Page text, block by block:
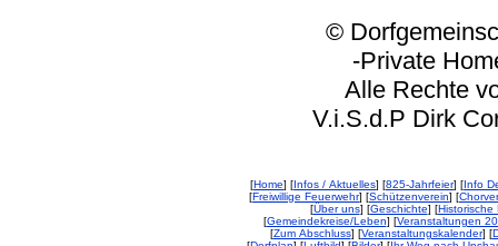
© Dorfgemeinschaft
-Private
Alle Rechte
V.i.S.d.P Dirk
[Home] [Infos / Aktuelles] [825-Jahrfeier] [Info
[Freiwillige Feuerwehr] [Schützenverein] [
[Über uns] [Geschichte] [Historische
[Gemeindekreise/Leben] [Veranstaltungen
[Zum Abschluss] [Veranstaltungskalender] [